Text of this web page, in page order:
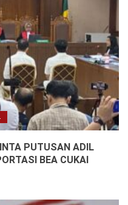
PUTUSAN ADIL
BEA CUKAI